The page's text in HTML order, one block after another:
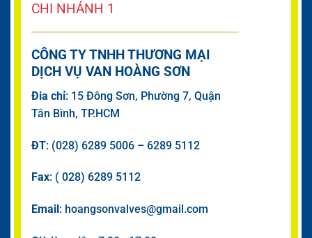
CHI NHÁNH 1
CÔNG TY TNHH THƯƠNG MẠI
DỊCH VỤ VAN HOÀNG SƠN
Đia chỉ: 15 Đông Sơn, Phường 7, Quận
Tân Bình, TP.HCM
ĐT: (028) 6289 5006 – 6289 5112
Fax: ( 028) 6289 5112
Email: hoangsonvalves@gmail.com